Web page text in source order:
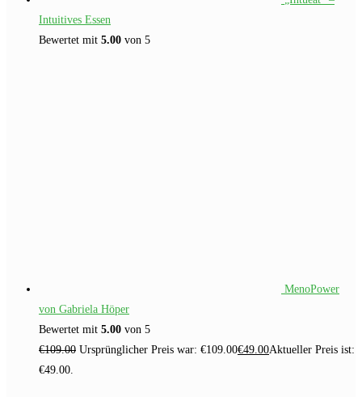
Intuitives Essen
Bewertet mit 5.00 von 5
MenoPower
von Gabriela Höper
Bewertet mit 5.00 von 5
€109.00 Ursprünglicher Preis war: €109.00€49.00Aktueller Preis ist:
€49.00.